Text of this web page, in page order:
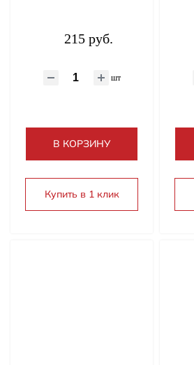
215 руб.
шт
В КОРЗИНУ
Купить в 1 клик